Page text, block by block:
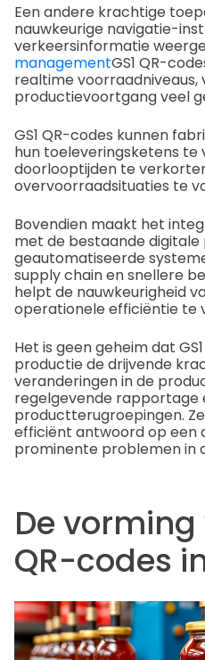
Een andere krachtige
nauwkeurige navigatie-
verkeersinformatie
managementGS1 QR-
realtime voorraadniveaus,
productievoortgang veel
GS1 QR-codes kunnen
hun toeleveringsketens te
doorlooptijden te
overvoorraadsituaties te
Bovendien maakt het
met de bestaande
geautomatiseerde
supply chain en snellere
helpt de nauwkeurigheid
operationele efficiëntie te
Het is geen geheim dat
productie de drijvende
veranderingen in de
regelgevende
productterugroepingen.
efficiënt antwoord op een
prominente problemen in
De vorming
QR-codes